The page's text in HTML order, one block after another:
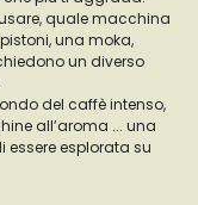
quale macchina
una moka,
un diverso
del caffè intenso,
all’aroma ... una
essere esplorata su